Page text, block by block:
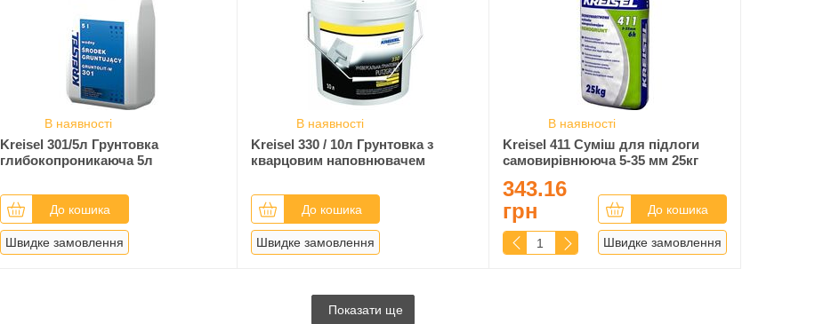
В наявності
Kreisel 301/5л Грунтовка
глибокопроникаюча 5л
До кошика
Швидке замовлення
В наявності
Kreisel 330 / 10л Грунтовка з
кварцовим наповнювачем
До кошика
Швидке замовлення
В наявності
Kreisel 411 Суміш для підлоги
самовирівнююча 5-35 мм 25кг
343.16
грн
До кошика
Швидке замовлення
Показати ще